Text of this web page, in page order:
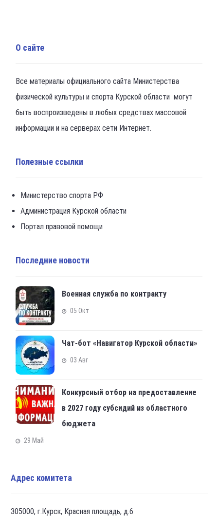
О сайте
Все материалы официального сайта Министерства
физической культуры и спорта Курской области могут
быть воспроизведены в любых средствах массовой
информации и на серверах сети Интернет.
Полезные ссылки
Министерство спорта РФ
Администрация Курской области
Портал правовой помощи
Последние новости
Военная служба по контракту
05 Окт
Чат-бот «Навигатор Курской области»
03 Авг
Конкурсный отбор на предоставление
в 2027 году субсидий из областного
бюджета
29 Май
Адрес комитета
305000, г.Курск, Красная площадь, д.6